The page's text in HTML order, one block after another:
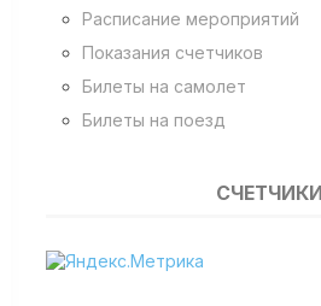
Расписание мероприятий
Показания счетчиков
Билеты на самолет
Билеты на поезд
СЧЕТЧИКИ